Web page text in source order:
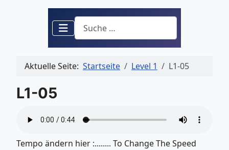
Suchen
Aktuelle Seite: Startseite Level 1 L1-05
L1-05
Tempo ändern hier :........ To Change The Speed